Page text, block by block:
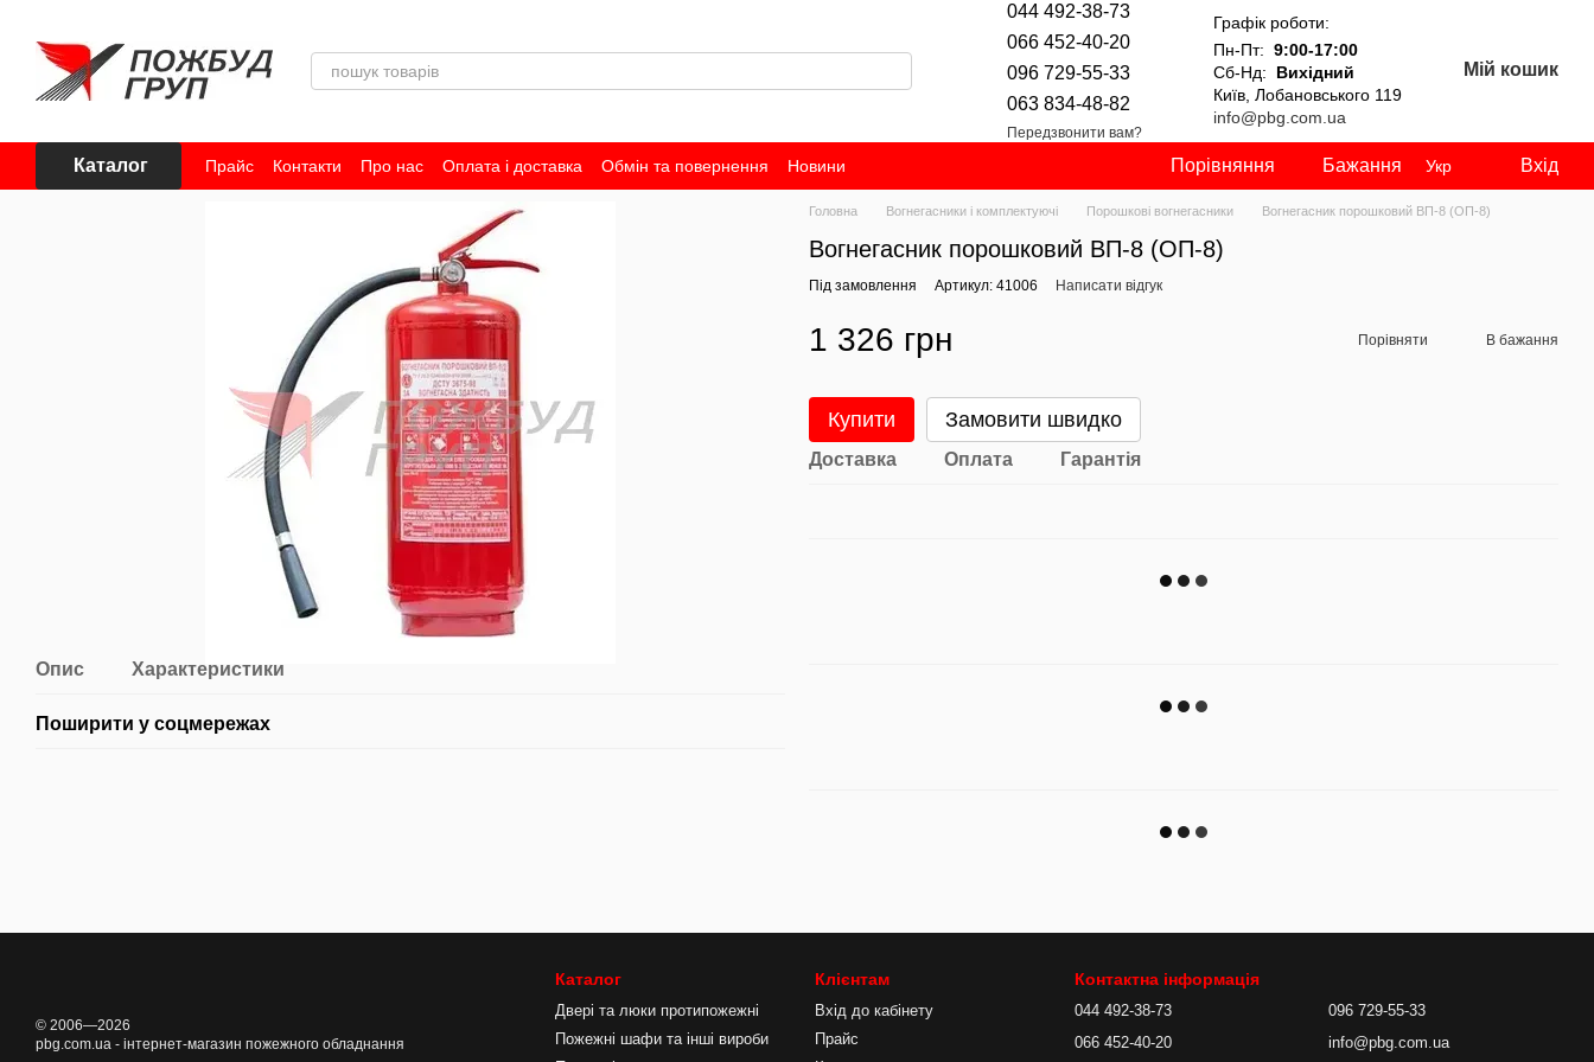
044 492-38-73
066 452-40-20
096 729-55-33
063 834-48-82
Передзвонити вам?
Графік роботи:
Пн-Пт: 9:00-17:00
Сб-Нд: Вихідний
Київ, Лобановського 119
info@pbg.com.ua
Мій кошик
Каталог Прайс Контакти Про нас Оплата і доставка Обмін та повернення Новини Порівняння Бажання Укр Вхід
Опис Характеристики
Поширити у соцмережах
Головна Вогнегасники і комплектуючі Порошкові вогнегасники Вогнегасник порошковий ВП-8 (ОП-8)
Вогнегасник порошковий ВП-8 (ОП-8)
Під замовлення Артикул: 41006 Написати відгук
1 326 грн Порівняти В бажання
Купити Замовити швидко
Доставка Оплата Гарантія
© 2006—2026
pbg.com.ua - інтернет-магазин пожежного обладнання
Каталог
Двері та люки протипожежні
Пожежні шафи та інші вироби
Клієнтам
Вхід до кабінету
Прайс
Контактна інформація
044 492-38-73
066 452-40-20
096 729-55-33
info@pbg.com.ua